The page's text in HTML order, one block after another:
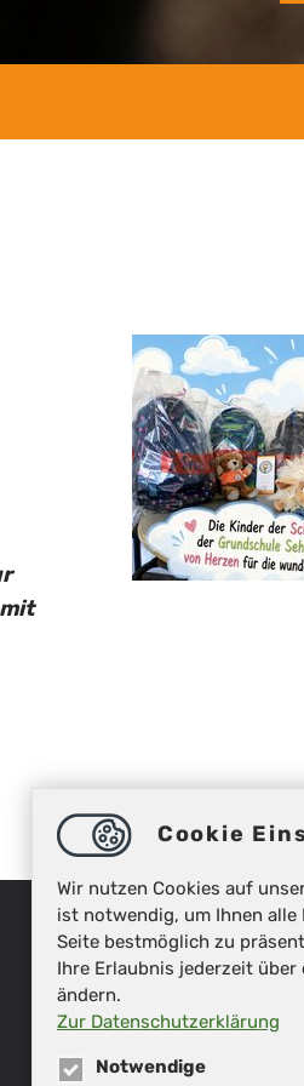
Cookie
Wir nutzen Cookies auf
ist notwendig, um Ihnen alle
Seite bestmöglich zu
Ihre Erlaubnis jederzeit über
ändern.
Zur Datenschutzerklärung
Notwendige